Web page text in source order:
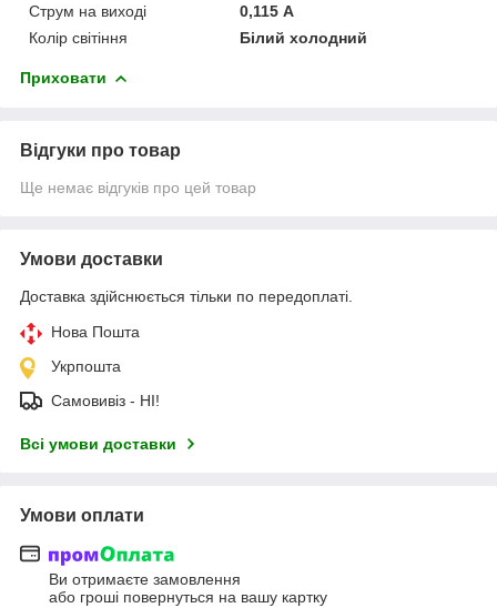
Струм на виході
0,115 А
Колір світіння
Білий холодний
Приховати
Відгуки про товар
Ще немає відгуків про цей товар
Умови доставки
Доставка здійснюється тільки по передоплаті.
Нова Пошта
Укрпошта
Самовивіз - НІ!
Всі умови доставки
Умови оплати
Ви отримаєте замовлення
або гроші повернуться на вашу картку